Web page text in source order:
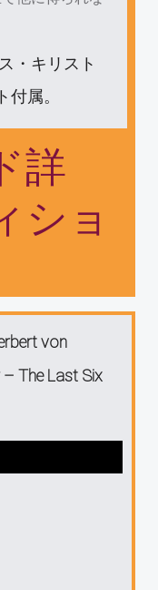
・キリスト
属。
詳
ショ
von
‎– The Last Six